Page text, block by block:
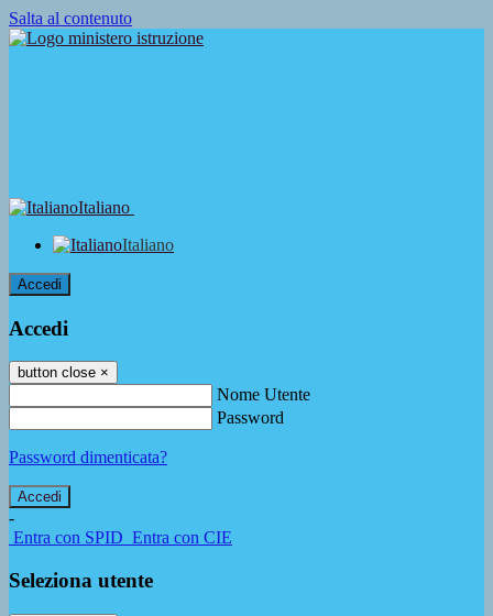
Salta al contenuto
Italiano
Italiano
Accedi
Accedi
button close ×
Nome Utente
Password
Password dimenticata?
-
Entra con SPID Entra con CIE
Seleziona utente